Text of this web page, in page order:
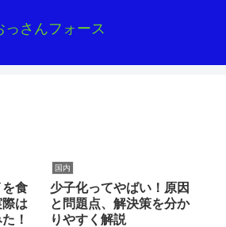
っさんフォース
を食
は
！
国内
少子化ってやばい！原因
と問題点、解決策を分か
りやすく解説